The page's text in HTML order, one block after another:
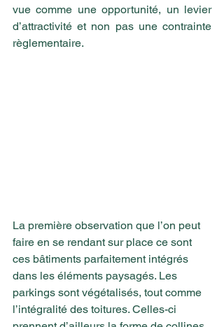
vue comme une opportunité, un levier
d’attractivité et non pas une contrainte
règlementaire.
La première observation que l’on peut
faire en se rendant sur place ce sont
ces bâtiments parfaitement intégrés
dans les éléments paysagés. Les
parkings sont végétalisés, tout comme
l’intégralité des toitures. Celles-ci